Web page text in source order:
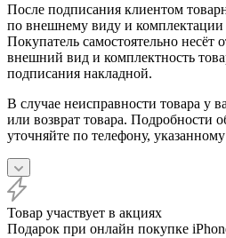
После подписания клиентом
по внешнему виду и
Покупатель самостоятельно несёт
внешний вид и комплектность
подписания накладной.
В случае неисправности товара у
или возврат товара. Подробности
уточняйте по телефону,
Товар участвует в акциях
Подарок при онлайн покупке